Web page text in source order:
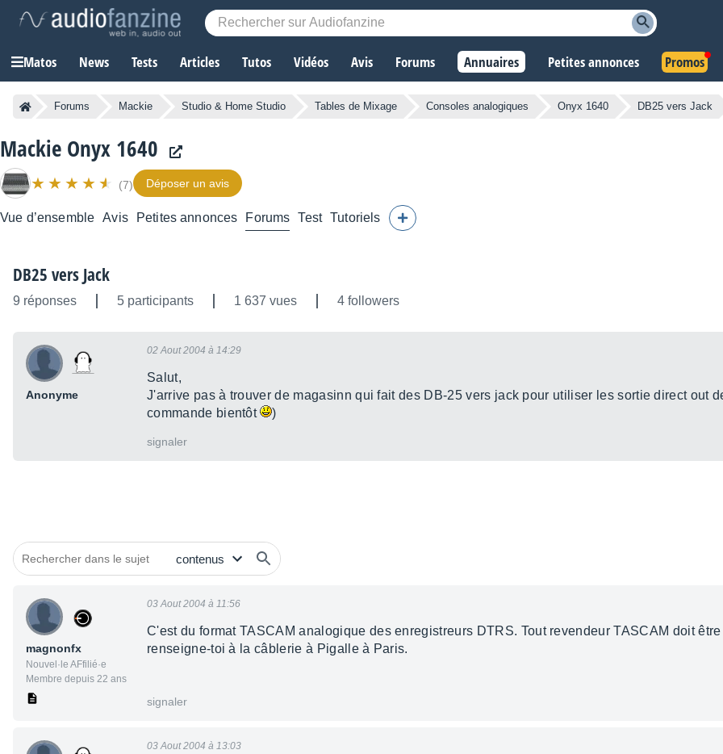
Matos News Tests Articles Tutos Vidéos Avis Forums Annuaires Petites annonces Promos
Forums Mackie Studio & Home Studio Tables de Mixage Consoles analogiques Onyx 1640 DB25 vers Jack
Mackie Onyx 1640
(7) Déposer un avis
Vue d’ensemble Avis Petites annonces Forums Test Tutoriels
DB25 vers Jack
9 réponses 5 participants 1 637 vues 4 followers
Anonyme
02 Aout 2004 à 14:29
Salut,
J'arrive pas à trouver de magasinn qui fait des DB-25 vers jack pour utiliser les sortie direct out
commande bientôt
)
signaler
magnonfx
Nouvel·le AFfilié·e
Membre depuis 22 ans
03 Aout 2004 à 11:56
C'est du format TASCAM analogique des enregistreurs DTRS. Tout revendeur TASCAM doit
renseigne-toi à la câblerie à Pigalle à Paris.
signaler
03 Aout 2004 à 13:03